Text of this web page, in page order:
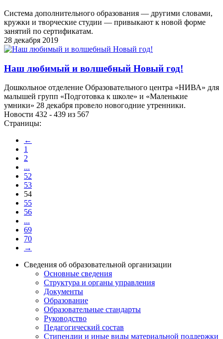
Система дополнительного образования — другими словами,
кружки и творческие студии — привыкают к новой форме
занятий по сертификатам.
28 декабря 2019
Наш любимый и волшебный Новый год!
Дошкольное отделение Образовательного центра «НИВА» для
малышей групп «Подготовка к школе» и «Маленькие
умники» 28 декабря провело новогодние утренники.
Новости 432 - 439 из 567
Страницы:
←
1
2
...
52
53
54
55
56
...
69
70
→
Сведения об образовательной организации
Основные сведения
Структура и органы управления
Документы
Образование
Образовательные стандарты
Руководство
Педагогический состав
Стипендии и иные виды материальной поддержки